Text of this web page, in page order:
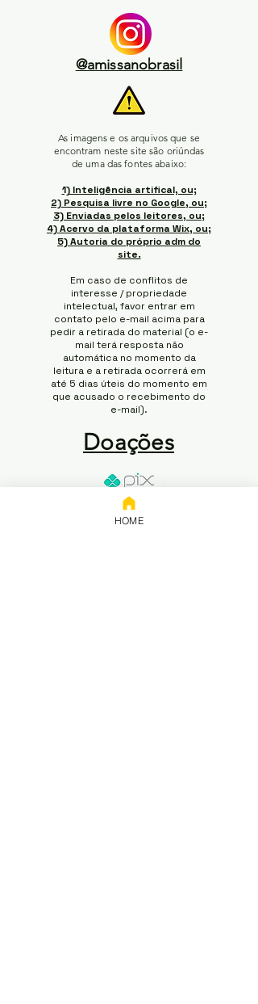
@amissanobrasil
As imagens e os arquivos que se
encontram neste site são oriúndas
de uma das fontes abaixo:
1) Inteligência artifical, ou;
2) Pesquisa livre no Google, ou;
3) Enviadas pelos leitores, ou;
4) Acervo da plataforma Wix, ou;
5) Autoria do próprio adm do
site.
Em caso de conflitos de
interesse / propriedade
intelectual, favor entrar em
contato pelo e-mail acima para
pedir a retirada do material (o e-
mail terá resposta não
automática no momento da
leitura e a retirada ocorrerá em
até 5 dias úteis do momento em
que acusado o recebimento do
e-mail).
Doações
Chave:
65.258.416/0001-50
HOME